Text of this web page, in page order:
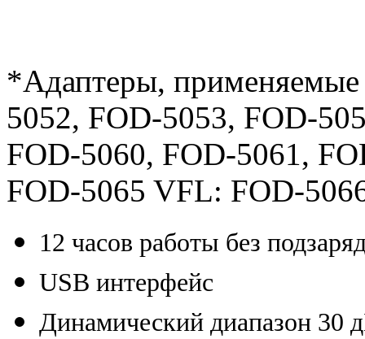
*Адаптеры,
5052, FOD-5053, FOD-
FOD-5060, FOD-5061,
FOD-5065 VFL: FOD-
12 часов работы без
USB интерфейс
Динамический диапазон 30